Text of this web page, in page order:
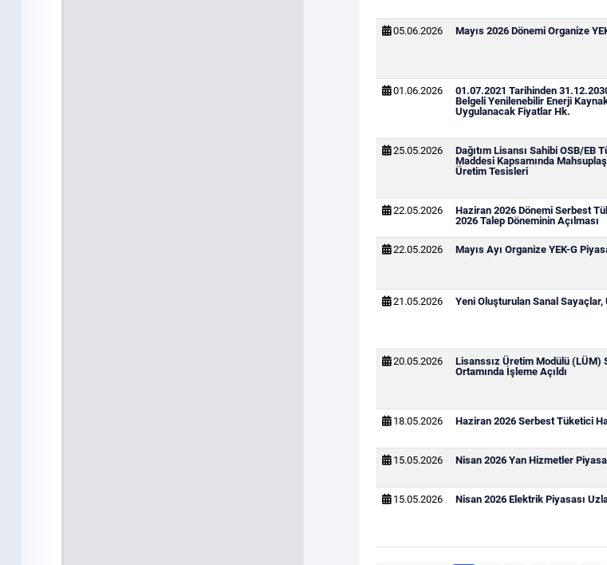
05.06.2026 Mayıs 2026 Dönemi Organize
01.06.2026
01.07.2021 Tarihinden
Belgeli Yenilenebilir Enerji
Uygulanacak Fiyatlar Hk.
25.05.2026
Dağıtım Lisansı Sahibi OSB/EB
Maddesi Kapsamında
Üretim Tesisleri
22.05.2026
Haziran 2026 Dönemi Serbest
2026 Talep Döneminin Açılması
22.05.2026 Mayıs Ayı Organize YEK-G
21.05.2026 Yeni Oluşturulan Sanal Sayaçlar,
20.05.2026
Lisanssız Üretim Modülü (LÜM)
Ortamında İşleme Açıldı
18.05.2026 Haziran 2026 Serbest Tüketici
15.05.2026 Nisan 2026 Yan Hizmetler
15.05.2026 Nisan 2026 Elektrik Piyasası